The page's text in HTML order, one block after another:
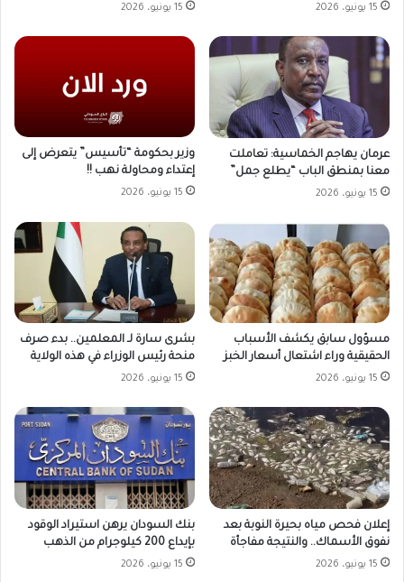
15 يونيو، 2026 15 يونيو، 2026
عرمان يهاجم الخماسية: تعاملت
معنا بمنطق الباب “يطلع جمل”
15 يونيو، 2026
وزير بحكومة “تأسيس” يتعرض إلى
إعتداء ومحاولة نهب !!
15 يونيو، 2026
مسؤول سابق يكشف الأسباب
الحقيقية وراء اشتعال أسعار الخبز
15 يونيو، 2026
بشرى سارة لـ المعلمين.. بدء صرف
منحة رئيس الوزراء في هذه الولاية
15 يونيو، 2026
إعلان فحص مياه بحيرة النوبة بعد
نفوق الأسماك.. والنتيجة مفاجأة
15 يونيو، 2026
بنك السودان يرهن استيراد الوقود
بإيداع 200 كيلوجرام من الذهب
15 يونيو، 2026